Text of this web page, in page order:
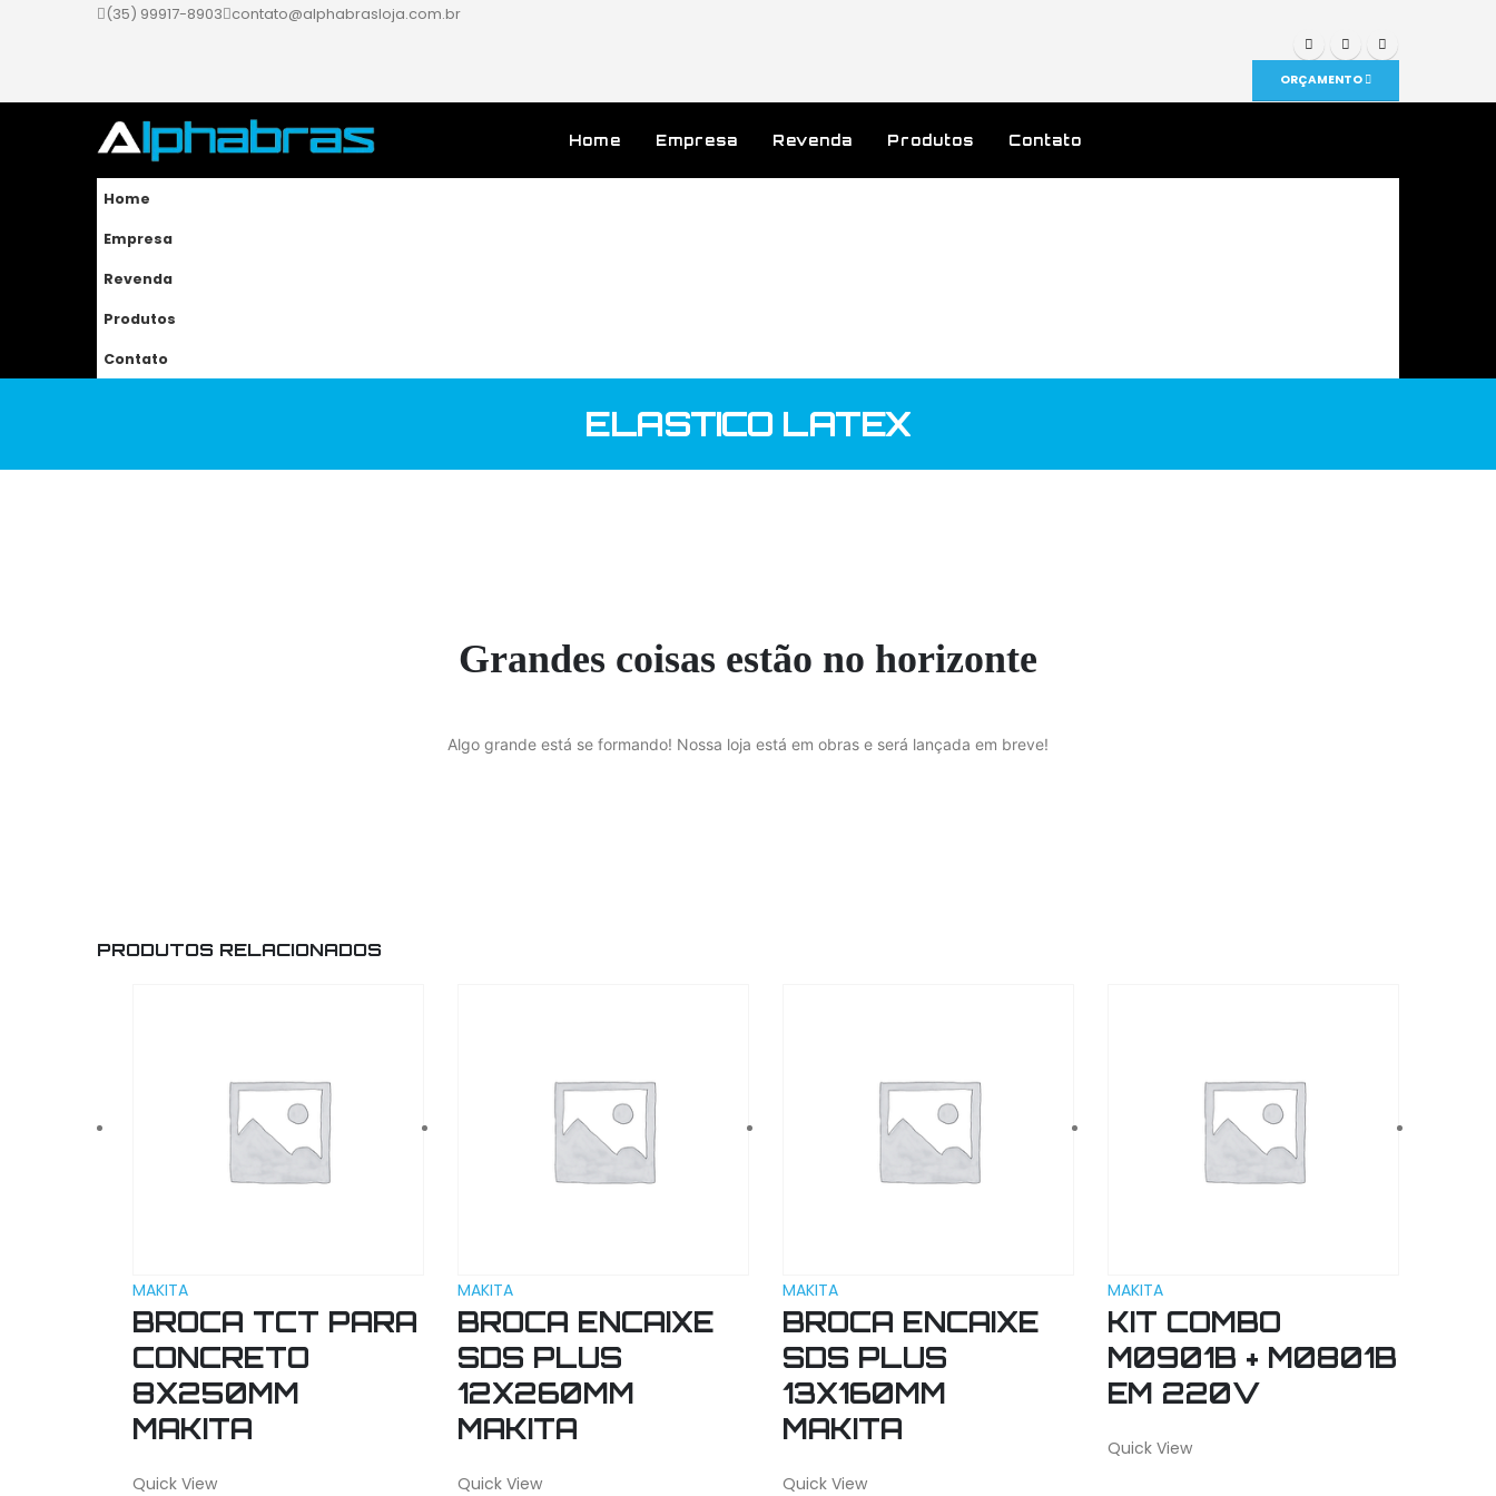
(35) 99917-8903 contato@alphabrasloja.com.br
ORÇAMENTO
Home Empresa Revenda Produtos Contato
Home
Empresa
Revenda
Produtos
Contato
ELASTICO LATEX
Grandes coisas estão no horizonte
Algo grande está se formando! Nossa loja está em obras e será lançada em breve!
PRODUTOS RELACIONADOS
MAKITA
BROCA TCT PARA
CONCRETO
8X250MM
MAKITA
Quick View
MAKITA
BROCA ENCAIXE
SDS PLUS
12X260MM
MAKITA
Quick View
MAKITA
BROCA ENCAIXE
SDS PLUS
13X160MM
MAKITA
Quick View
MAKITA
KIT COMBO
M0901B + M0801B
EM 220V
Quick View